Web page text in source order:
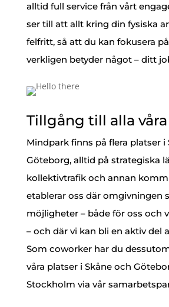
alltid full service från vårt
ser till att allt kring din fysiska
felfritt, så att du kan fokusera
verkligen betyder något – ditt
Tillgång till alla
Mindpark finns på flera platser i
Göteborg, alltid på strategiska
kollektivtrafik och annan
etablerar oss där omgivningen
möjligheter – både för oss och
– och där vi kan bli en aktiv del
Som coworker har du
våra platser i Skåne och
Stockholm via vår